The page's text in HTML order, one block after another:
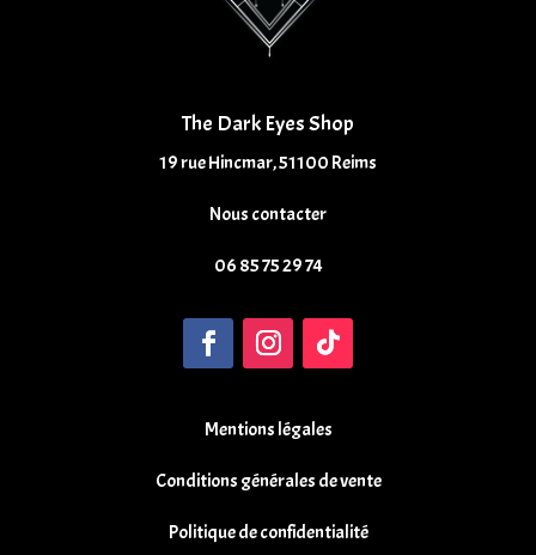
The Dark Eyes Shop
19 rue Hincmar, 51100 Reims
Nous contacter
06 85 75 29 74
Mentions légales
Conditions générales de vente
Politique de confidentialité